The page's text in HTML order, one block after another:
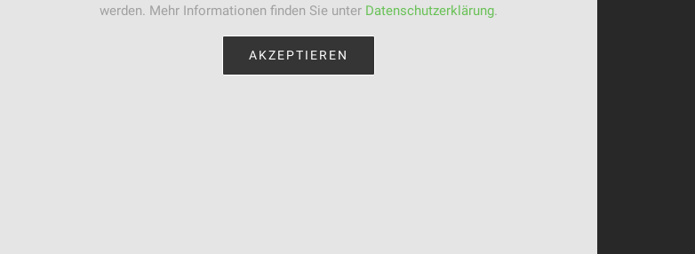
werden. Mehr Informationen finden Sie unter Datenschutzerklärung.
AKZEPTIEREN